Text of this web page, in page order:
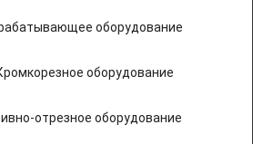
оборудование
оборудование
отрезное оборудование